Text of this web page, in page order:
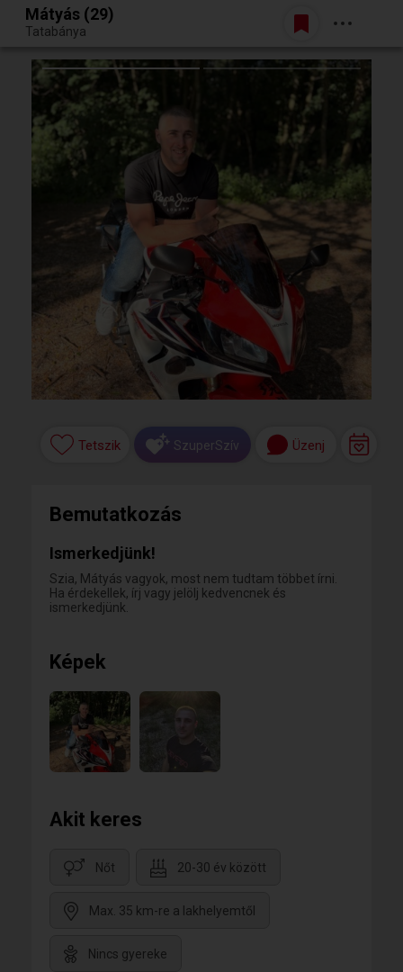
Egy jó randiból bármi lehet.
Belépés
Mátyás (29)
Tatabánya
Tetszik SzuperSzív Üzenj
Bemutatkozás
Ismerkedjünk!
Szia, Mátyás vagyok, most nem tudtam többet írni.
Ha érdekellek, írj vagy jelölj kedvencnek és
ismerkedjünk.
Képek
Akit keres
Nőt 20-30 év között
Max. 35 km-re a lakhelyemtől
Nincs gyereke